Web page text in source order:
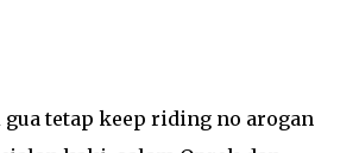
tetap keep riding no arogan